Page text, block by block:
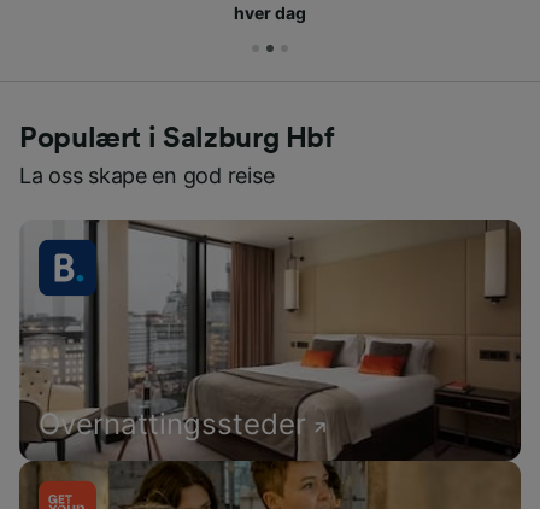
hver dag
Populært i Salzburg Hbf
La oss skape en god reise
Overnattingssteder